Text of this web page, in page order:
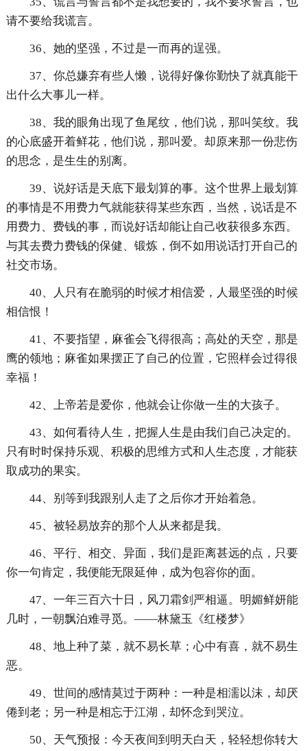
请不要给我谎言。
36、她的坚强，不过是一而再的逞强。
37、你总嫌弃有些人懒，说得好像你勤快了就真能干
出什么大事儿一样。
38、我的眼角出现了鱼尾纹，他们说，那叫笑纹。我
的心底盛开着鲜花，他们说，那叫爱。却原来那一份悲伤
的思念，是生生的别离。
39、说好话是天底下最划算的事。这个世界上最划算
的事情是不用费力气就能获得某些东西，当然，说话是不
用费力、费钱的事，而说好话却能让自己收获很多东西。
与其去费力费钱的保健、锻炼，倒不如用说话打开自己的
社交市场。
40、人只有在脆弱的时候才相信爱，人最坚强的时候
相信恨！
41、不要指望，麻雀会飞得很高；高处的天空，那是
鹰的领地；麻雀如果摆正了自己的位置，它照样会过得很
幸福！
42、上帝若是爱你，他就会让你做一生的大孩子。
43、如何看待人生，把握人生是由我们自己决定的。
只有时时保持乐观、积极的思维方式和人生态度，才能获
取成功的果实。
44、别等到我跟别人走了之后你才开始着急。
45、被轻易放弃的那个人从来都是我。
46、平行、相交、异面，我们是距离甚远的点，只要
你一句肯定，我便能无限延伸，成为包容你的面。
47、一年三百六十日，风刀霜剑严相逼。明媚鲜妍能
几时，一朝飘泊难寻觅。——林黛玉《红楼梦》
48、地上种了菜，就不易长草；心中有喜，就不易生
恶。
49、世间的感情莫过于两种：一种是相濡以沫，却厌
倦到老；另一种是相忘于江湖，却怀念到哭泣。
50、天气预报：今天夜间到明天白天，轻轻想你转大